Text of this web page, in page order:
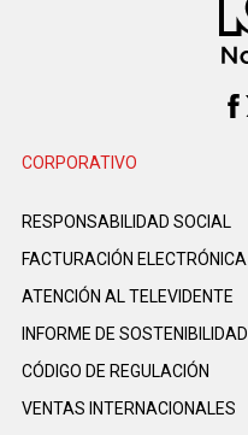
CORPORATIVO
RESPONSABILIDAD SOCIAL
FACTURACIÓN ELECTRÓNICA
ATENCIÓN AL TELEVIDENTE
INFORME DE SOSTENIBILIDAD
CÓDIGO DE REGULACIÓN
VENTAS INTERNACIONALES